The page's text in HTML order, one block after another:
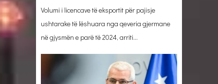
Volumi i licencave të eksportit për pajisje
ushtarake të lëshuara nga qeveria gjermane
në gjysmën e parë të 2024, arriti…